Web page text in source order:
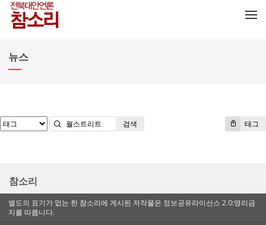
뉴스
태그
검색
참소리
별도의 표기가 없는 한 참소리에 게시된 저작물은 정보공유라이선스 2.0:영리금
지를 따릅니다.